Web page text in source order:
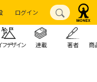
ログイン
フデザイン 連載 著者 商